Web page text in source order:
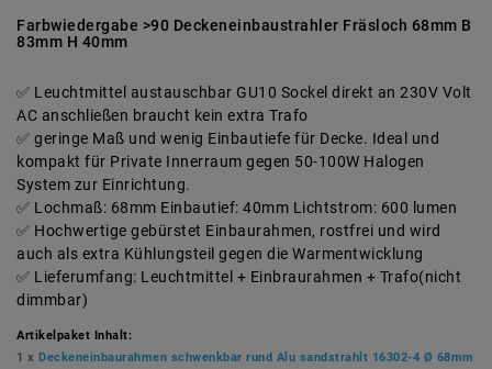
Farbwiedergabe >90 Deckeneinbaustrahler Fräsloch 68mm B
83mm H 40mm
Leuchtmittel austauschbar GU10 Sockel direkt an 230V Volt
AC anschließen braucht kein extra Trafo
geringe Maß und wenig Einbautiefe für Decke. Ideal und
kompakt für Private Innerraum gegen 50-100W Halogen
System zur Einrichtung.
Lochmaß: 68mm Einbautief: 40mm Lichtstrom: 600 lumen
Hochwertige gebürstet Einbaurahmen, rostfrei und wird
auch als extra Kühlungsteil gegen die Warmentwicklung
Lieferumfang: Leuchtmittel + Einbraurahmen + Trafo(nicht
dimmbar)
Artikelpaket Inhalt:
1 x Deckeneinbaurahmen schwenkbar rund Alu sandstrahlt 16302-4 Ø 68mm